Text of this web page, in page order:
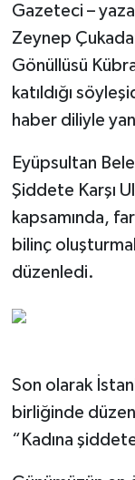
Gazeteci –
Zeynep Çukadar
Gönüllüsü
katıldığı
haber diliyle
Eyüpsultan
Şiddete Karşı
kapsamında,
bilinç
düzenledi.
Son olarak
birliğinde
“Kadına
YAŞAM